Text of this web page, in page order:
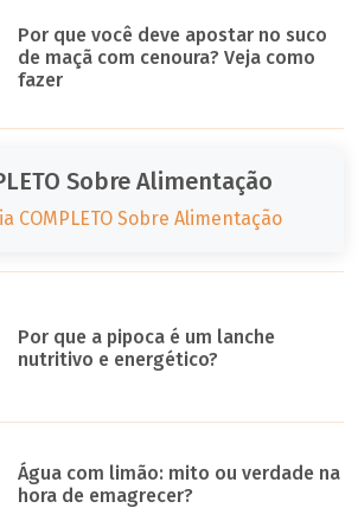
Por que você deve apostar no suco
de maçã com cenoura? Veja como
fazer
Sobre Alimentação
COMPLETO Sobre Alimentação
Por que a pipoca é um lanche
nutritivo e energético?
Água com limão: mito ou verdade na
hora de emagrecer?